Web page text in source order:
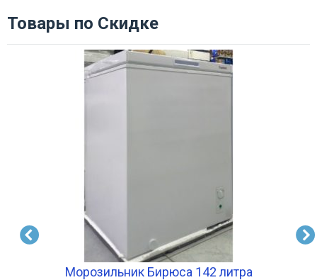
Товары по Скидке
Морозильник Бирюса 142 литра